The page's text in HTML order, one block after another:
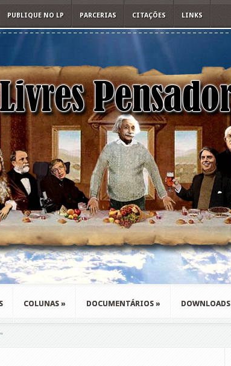
PUBLIQUE NO LP PARCERIAS CITAÇÕES LINKS
COLUNAS » DOCUMENTÁRIOS » DOWNLOADS